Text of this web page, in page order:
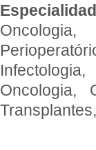
Oncologia,